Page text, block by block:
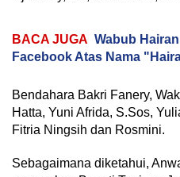
BACA JUGA Wabub
Facebook Atas Nama
Bendahara Bakri Fanery,
Hatta, Yuni Afrida, S.Sos,
Fitria Ningsih dan Rosmini.
Sebagaimana diketahui,